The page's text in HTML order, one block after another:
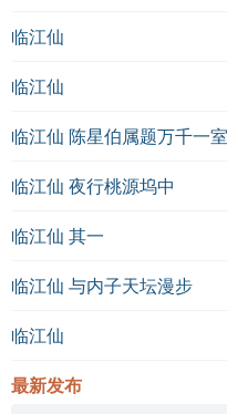
临江仙
临江仙
临江仙 陈星伯属题万千一
临江仙 夜行桃源坞中
临江仙 其一
临江仙 与内子天坛漫步
临江仙
最新发布